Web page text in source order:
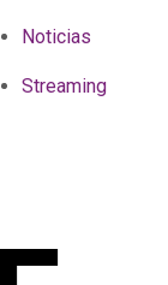
Noticias
Streaming